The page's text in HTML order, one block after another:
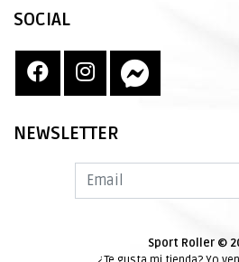
SOCIAL
NEWSLETTER
Sport Roller ©